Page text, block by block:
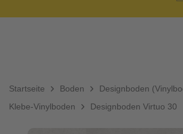
Startseite Boden
Designboden
Klebe-Vinylboden
Designboden Virtuo 30